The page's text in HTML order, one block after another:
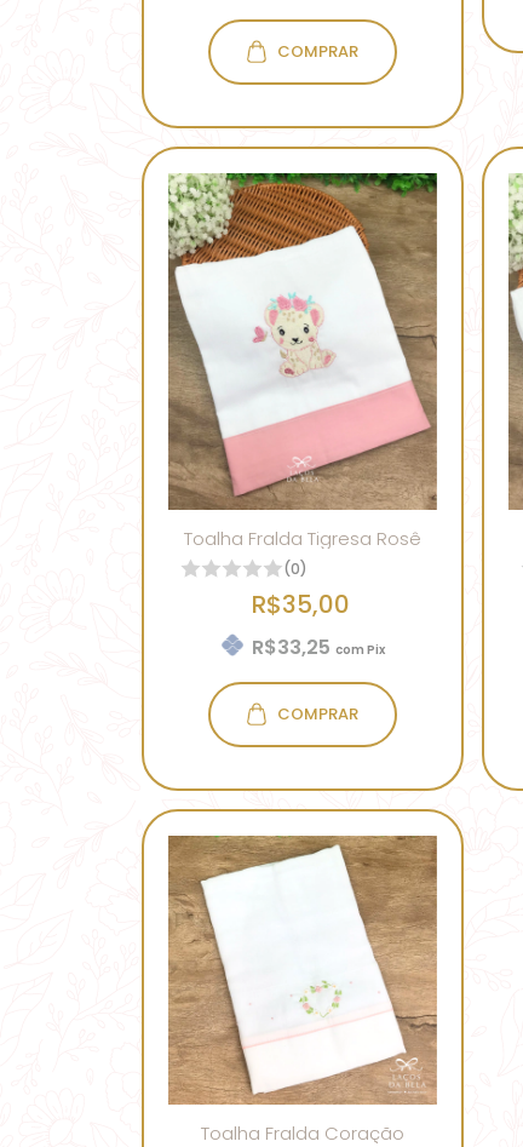
COMPRAR
Toalha Fralda Tigresa Rosê
(0)
R$35,00
R$33,25 com Pix
COMPRAR
Toalha Fralda Coração